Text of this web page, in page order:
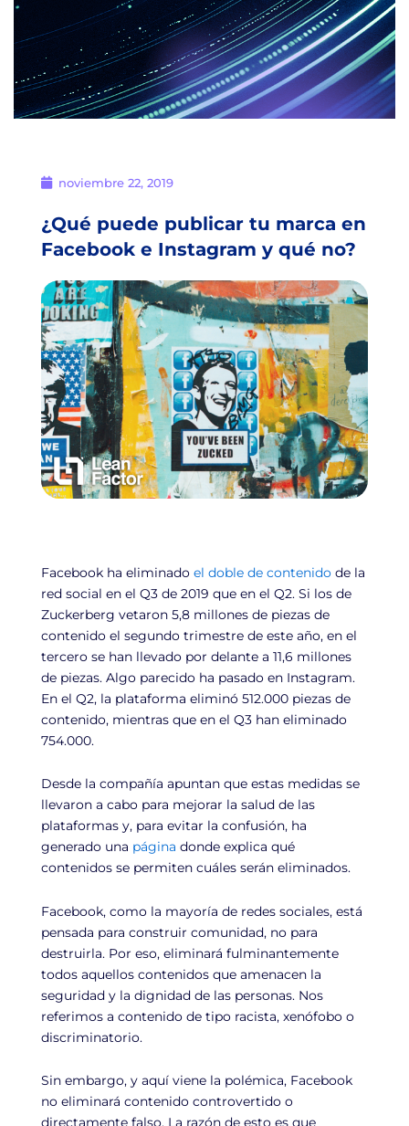
noviembre 22, 2019
¿Qué puede publicar tu marca en
Facebook e Instagram y qué no?
Facebook ha eliminado el doble de contenidode la
red social en el Q3 de 2019 que en el Q2. Si los de
Zuckerberg vetaron 5,8 millones de piezas de
contenido el segundo trimestre de este año, en el
tercero se han llevado por delante a 11,6 millones
de piezas. Algo parecido ha pasado en Instagram.
En el Q2, la plataforma eliminó 512.000 piezas de
contenido, mientras que en el Q3 han eliminado
754.000.
Desde la compañía apuntan que estas medidas se
llevaron a cabo para mejorar la salud de las
plataformas y, para evitar la confusión, ha
generado una página donde explica qué
contenidos se permiten cuáles serán eliminados.
Facebook, como la mayoría de redes sociales, está
pensada para construir comunidad, no para
destruirla. Por eso, eliminará fulminantemente
todos aquellos contenidos que amenacen la
seguridad y la dignidad de las personas. Nos
referimos a contenido de tipo racista, xenófobo o
discriminatorio.
Sin embargo, y aquí viene la polémica, Facebook
no eliminará contenido controvertido o